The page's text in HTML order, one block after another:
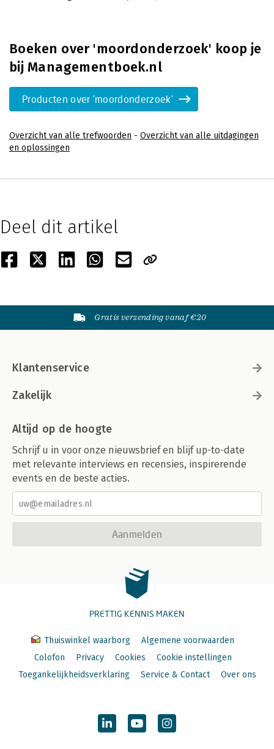
Boeken over 'moordonderzoek' koop je
bij Managementboek.nl
Producten over 'moordonderzoek'
Overzicht van alle trefwoorden - Overzicht van alle uitdagingen
en oplossingen
Deel dit artikel
Gratis verzending vanaf €20
Klantenservice
Zakelijk
Altijd op de hoogte
Schrijf u in voor onze nieuwsbrief en blijf up-to-date
met relevante interviews en recensies, inspirerende
events en de beste acties.
Aanmelden
PRETTIG KENNIS MAKEN
Thuiswinkel waarborg
Algemene voorwaarden
Colofon
Privacy Cookies
Cookie instellingen
Toegankelijkheidsverklaring
Service & Contact Over ons